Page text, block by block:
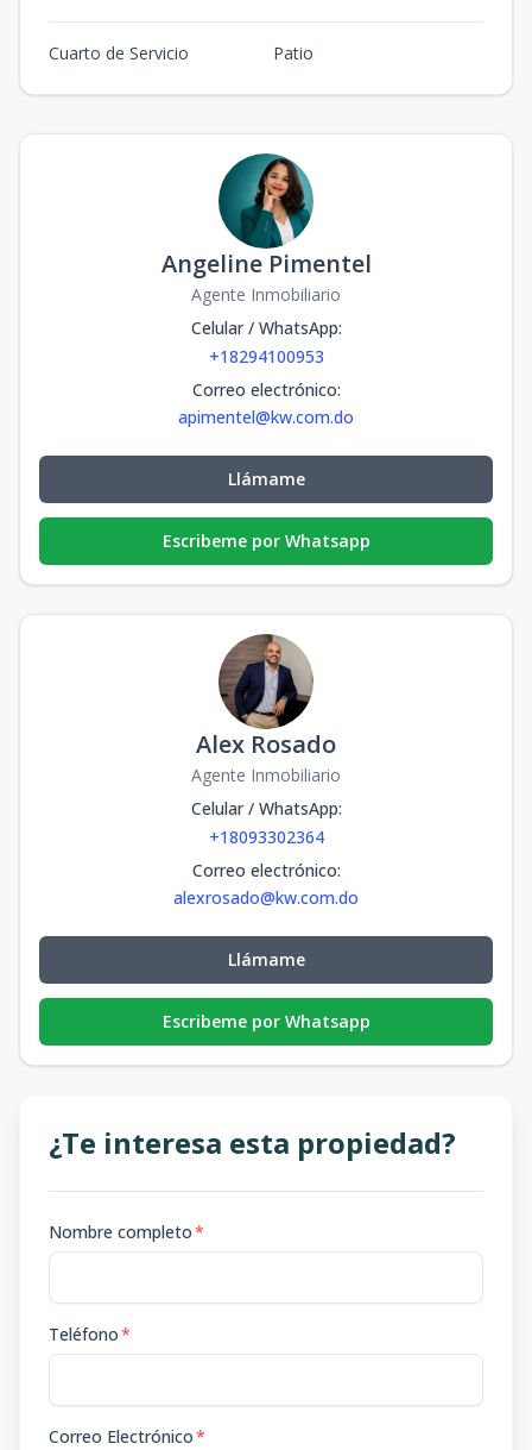
Cuarto de Servicio Patio
Angeline Pimentel
Agente Inmobiliario
Celular / WhatsApp:
+18294100953
Correo electrónico:
apimentel@kw.com.do
Llámame
Escribeme por Whatsapp
Alex Rosado
Agente Inmobiliario
Celular / WhatsApp:
+18093302364
Correo electrónico:
alexrosado@kw.com.do
Llámame
Escribeme por Whatsapp
¿Te interesa esta propiedad?
Nombre completo*
Teléfono*
Correo Electrónico*